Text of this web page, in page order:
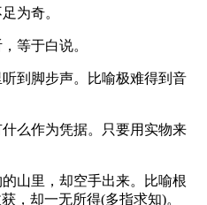
为奇。
等于白说。
到脚步声。比喻极难得到音
么作为凭据。只要用实物来
山里，却空手出来。比喻根
，却一无所得(多指求知)。